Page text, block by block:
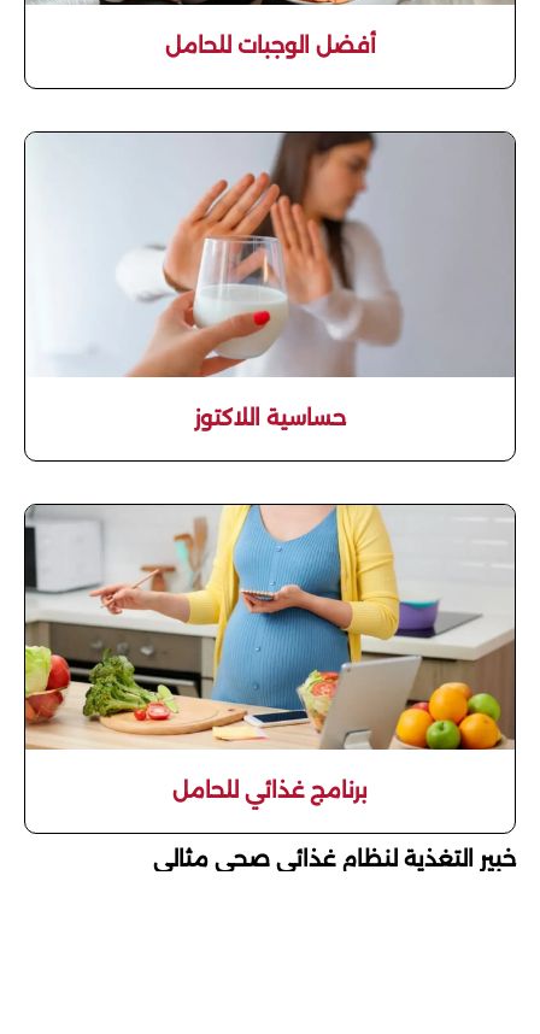
أفضل الوجبات للحامل
حساسية اللاكتوز
برنامج غذائي للحامل
خبير التغذية لنظام غذائي صحي مثالي